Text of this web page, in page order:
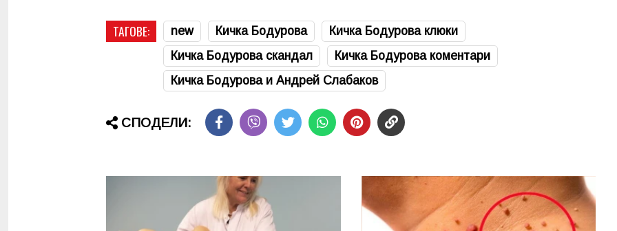
ТАГОВЕ: new Кичка Бодурова
Кичка Бодурова клюки
Кичка Бодурова скандал
Кичка Бодурова коментари
Кичка Бодурова и Андрей Слабаков
СПОДЕЛИ: